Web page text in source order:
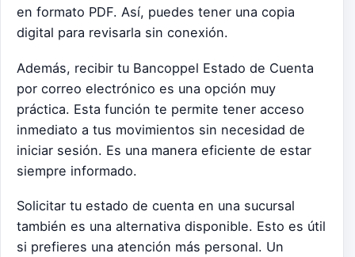
en formato PDF. Así, puedes tener una copia
digital para revisarla sin conexión.
Además, recibir tu Bancoppel Estado de Cuenta
por correo electrónico es una opción muy
práctica. Esta función te permite tener acceso
inmediato a tus movimientos sin necesidad de
iniciar sesión. Es una manera eficiente de estar
siempre informado.
Solicitar tu estado de cuenta en una sucursal
también es una alternativa disponible. Esto es útil
si prefieres una atención más personal. Un